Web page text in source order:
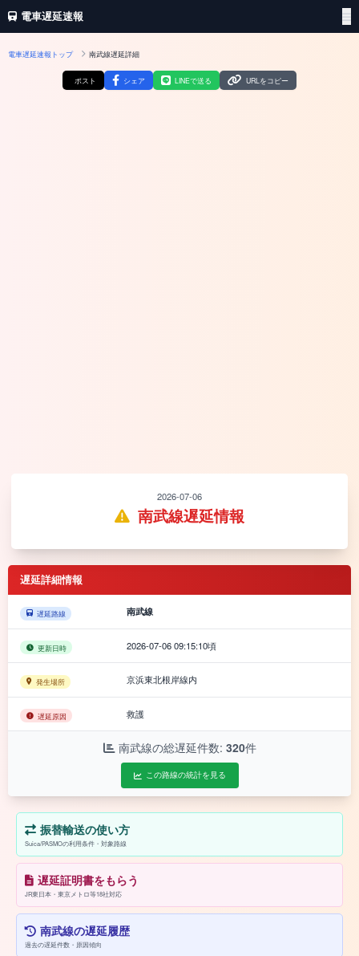
電車遅延速報
電車遅延速報トップ 南武線遅延詳細
ポスト シェア LINEで送る URLをコピー
2026-07-06
南武線遅延情報
遅延詳細情報
遅延路線 南武線
更新日時 2026-07-06 09:15:10頃
発生場所 京浜東北根岸線内
遅延原因 救護
南武線の総遅延件数: 320件
この路線の統計を見る
振替輸送の使い方
Suica/PASMOの利用条件・対象路線
遅延証明書をもらう
JR東日本・東京メトロ等18社対応
南武線の遅延履歴
過去の遅延件数・原因傾向